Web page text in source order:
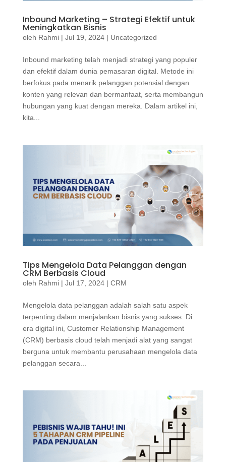
Inbound Marketing – Strategi Efektif untuk
Meningkatkan Bisnis
oleh Rahmi| Jul 19, 2024| Uncategorized
Inbound marketing telah menjadi strategi yang populer
dan efektif dalam dunia pemasaran digital. Metode ini
berfokus pada menarik pelanggan potensial dengan
konten yang relevan dan bermanfaat, serta membangun
hubungan yang kuat dengan mereka. Dalam artikel ini,
kita...
Tips Mengelola Data Pelanggan dengan
CRM Berbasis Cloud
oleh Rahmi| Jul 17, 2024| CRM
Mengelola data pelanggan adalah salah satu aspek
terpenting dalam menjalankan bisnis yang sukses. Di
era digital ini, Customer Relationship Management
(CRM) berbasis cloud telah menjadi alat yang sangat
berguna untuk membantu perusahaan mengelola data
pelanggan secara...